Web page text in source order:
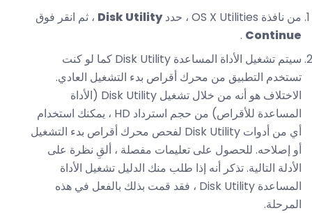
من نافذة OS X Utilities ، حدد Disk Utility ، ثم انقر فوق
Continue
.
سيتم تشغيل الأداة المساعدة Disk Utility كما لو كنت
تستخدم التطبيق من محرك أقراص بدء التشغيل العادي.
الاختلاف هو أنه من خلال تشغيل Disk Utility (الأداة
المساعدة للأقراص) من حجم استرداد HD ، يمكنك استخدام
أي من أدوات Disk Utility لفحص محرك أقراص بدء التشغيل
أو إصلاحه. للحصول على تعليمات مفصلة ، ألقِ نظرة على
الأدلة التالية. تذكر أنه إذا طلب منك الدليل تشغيل الأداة
المساعدة Disk Utility ، فقد قمت بذلك بالفعل في هذه
المرحلة.